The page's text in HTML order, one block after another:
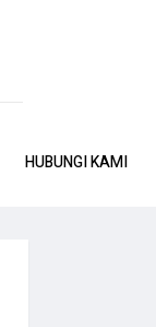
HUBUNGI KAMI